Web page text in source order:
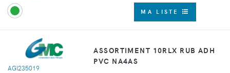
MA LISTE
AGI235019
ASSORTIMENT 10RLX RUB ADH
PVC NA4AS